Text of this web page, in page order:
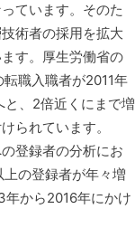
ています。そのた
術者の採用を拡大
す。厚生労働省の
転職入職者が2011年
、2倍近くにまで増
られています。
登録者の分析にお
の登録者が年々増
年から2016年にかけ